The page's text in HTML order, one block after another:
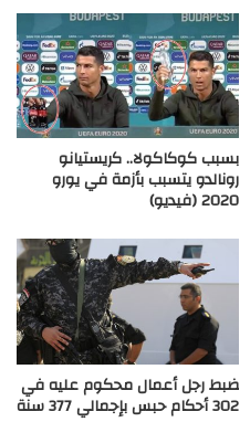
بسبب كوكاكولا.. كريستيانو
رونالدو يتسبب بأزمة في يورو
2020 (فيديو)
ضبط رجل أعمال محكوم عليه في
302 أحكام حبس بإجمالي 377 سنة